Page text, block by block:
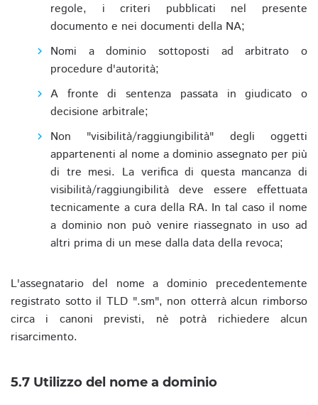
regole, i criteri pubblicati nel presente
documento e nei documenti della NA;
Nomi a dominio sottoposti ad arbitrato o
procedure d'autorità;
A fronte di sentenza passata in giudicato o
decisione arbitrale;
Non "visibilità/raggiungibilità" degli oggetti
appartenenti al nome a dominio assegnato per più
di tre mesi. La verifica di questa mancanza di
visibilità/raggiungibilità deve essere effettuata
tecnicamente a cura della RA. In tal caso il nome
a dominio non può venire riassegnato in uso ad
altri prima di un mese dalla data della revoca;
L'assegnatario del nome a dominio precedentemente
registrato sotto il TLD ".sm", non otterrà alcun rimborso
circa i canoni previsti, nè potrà richiedere alcun
risarcimento.
5.7 Utilizzo del nome a dominio